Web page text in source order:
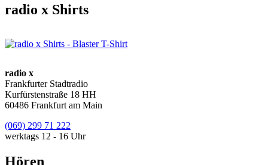
radio x Shirts
radio x
Frankfurter Stadtradio
Kurfürstenstraße 18 HH
60486 Frankfurt am Main
(069) 299 71 222
werktags 12 - 16 Uhr
Hören